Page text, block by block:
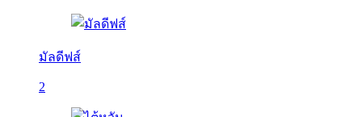
มัลดีฟส์
2